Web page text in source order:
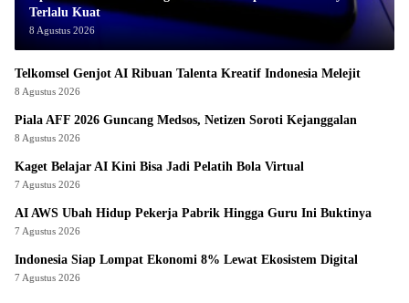
Terlalu Kuat
8 Agustus 2026
Telkomsel Genjot AI Ribuan Talenta Kreatif Indonesia Melejit
8 Agustus 2026
Piala AFF 2026 Guncang Medsos, Netizen Soroti Kejanggalan
8 Agustus 2026
Kaget Belajar AI Kini Bisa Jadi Pelatih Bola Virtual
7 Agustus 2026
AI AWS Ubah Hidup Pekerja Pabrik Hingga Guru Ini Buktinya
7 Agustus 2026
Indonesia Siap Lompat Ekonomi 8% Lewat Ekosistem Digital
7 Agustus 2026